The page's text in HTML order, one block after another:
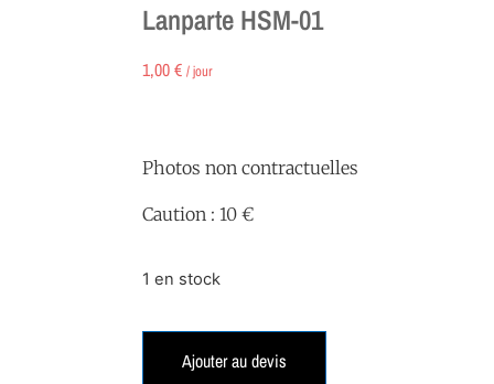
Lanparte HSM-01
1,00€ / jour
Photos non contractuelles
Caution : 10 €
1 en stock
Ajouter au devis